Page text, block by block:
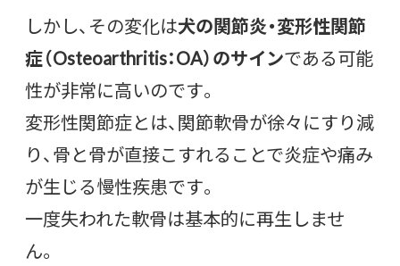
しかし、その変化は犬の関節炎・変形性関節
症（Osteoarthritis：OA）のサインである可能
性が非常に高いのです。
変形性関節症とは、関節軟骨が徐々にすり減
り、骨と骨が直接こすれることで炎症や痛み
が生じる慢性疾患です。
一度失われた軟骨は基本的に再生しませ
ん。